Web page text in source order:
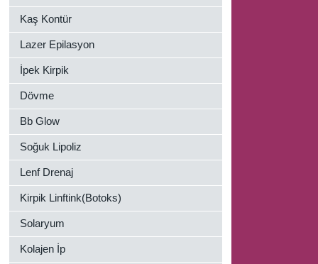
Kaş Kontür
Lazer Epilasyon
İpek Kirpik
Dövme
Bb Glow
Soğuk Lipoliz
Lenf Drenaj
Kirpik Linftink(Botoks)
Solaryum
Kolajen İp